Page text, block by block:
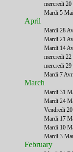
Les
mercredi
Mardi 5
April
Mardi 28
Mardi 21
Mardi 14
mercredi
mercredi
Mardi 7
March
Mardi 31
Mardi 24
Vendredi
Mardi 17
Mardi 10
Mardi 3
February